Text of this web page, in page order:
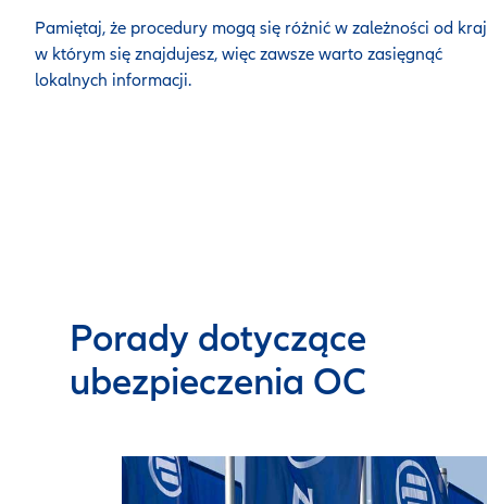
Pamiętaj, że procedury mogą się różnić w zależności od
w którym się znajdujesz, więc zawsze warto zasięgnąć
lokalnych informacji.
Porady dotyczące
ubezpieczenia OC